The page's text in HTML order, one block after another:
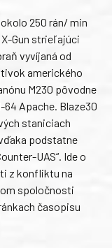
250 rán/ min
Gun strieľajúci
vyvíjaná od
amerického
M230 pôvodne
Apache. Blaze30
staniciach
podstatne
UAS“. Ide o
z konfliktu na
spoločnosti
časopisu